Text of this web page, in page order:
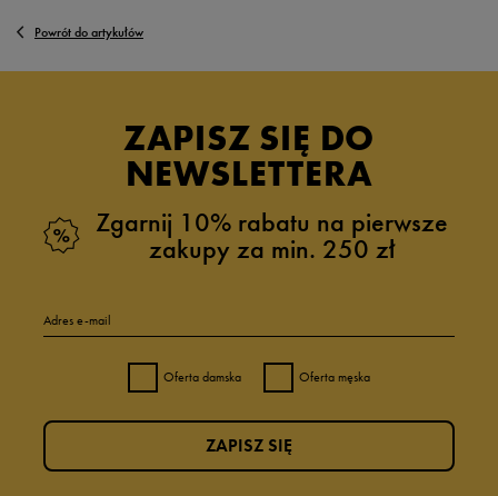
Powrót do artykułów
ZAPISZ SIĘ DO
NEWSLETTERA
Zgarnij 10% rabatu na pierwsze
zakupy za min. 250 zł
Adres e-mail
Oferta damska Oferta męska
ZAPISZ SIĘ